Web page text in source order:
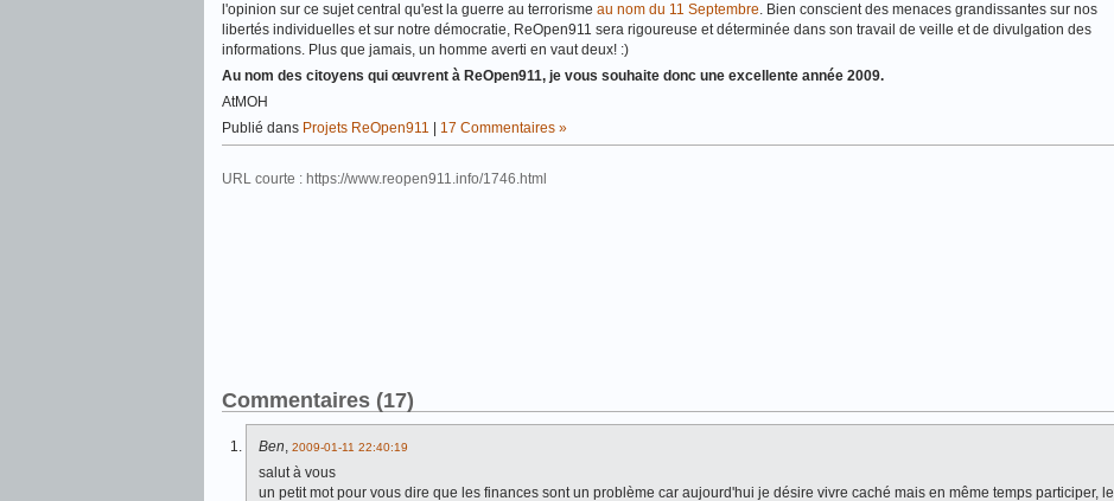
l'opinion sur ce sujet central qu'est la guerre au terrorisme au nom du 11 Septembre. Bien conscient des menaces grandissantes sur nos
libertés individuelles et sur notre démocratie, ReOpen911 sera rigoureuse et déterminée dans son travail de veille et de divulgation des
informations. Plus que jamais, un homme averti en vaut deux! :)
Au nom des citoyens qui œuvrent à ReOpen911, je vous souhaite donc une excellente année 2009.
AtMOH
Publié dans Projets ReOpen911 17 Commentaires »
URL courte : https://www.reopen911.info/1746.html
Commentaires (17)
Ben, 2009-01-11 22:40:19
salut à vous
un petit mot pour vous dire que les finances sont un problème car aujourd'hui je désire vivre caché mais en même temps participer, le